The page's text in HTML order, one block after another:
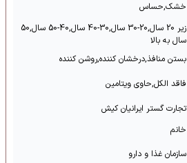
خشک,حساس
زیر 20 سال,20-30 سال,30-40 سال,40-50 سال,50
سال به بالا
بستن منافذ,درخشان کننده,روشن کننده
فاقد الکل,حاوی ویتامین
تجارت گستر ایرانیان کیش
خانم
سازمان غذا و دارو